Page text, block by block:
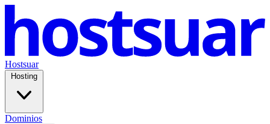
Hostsuar
Hosting
Dominios